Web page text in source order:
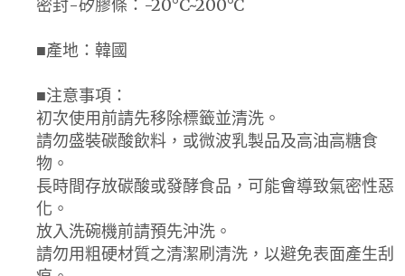
密封-矽膠條：-20°C~200°C
■產地：韓國
■注意事項：
初次使用前請先移除標籤並清洗。
請勿盛裝碳酸飲料，或微波乳製品及高油高糖食
物。
長時間存放碳酸或發酵食品，可能會導致氣密性惡
化。
放入洗碗機前請預先沖洗。
請勿用粗硬材質之清潔刷清洗，以避免表面產生刮